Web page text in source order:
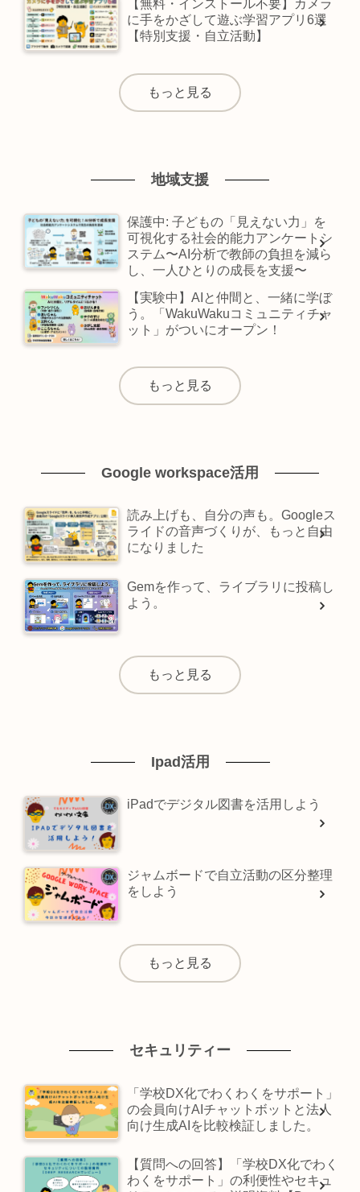
【無料・インストール不要】カメラ
に手をかざして遊ぶ学習アプリ6選
【特別支援・自立活動】
もっと見る
地域支援
保護中: 子どもの「見えない力」を
可視化する社会的能力アンケートシ
ステム〜AI分析で教師の負担を減ら
し、一人ひとりの成長を支援〜
【実験中】AIと仲間と、一緒に学ぼ
う。「WakuWakuコミュニティチャ
ット」がついにオープン！
もっと見る
Google workspace活用
読み上げも、自分の声も。Googleス
ライドの音声づくりが、もっと自由
になりました
Gemを作って、ライブラリに投稿し
よう。
もっと見る
Ipad活用
iPadでデジタル図書を活用しよう
ジャムボードで自立活動の区分整理
をしよう
もっと見る
セキュリティー
「学校DX化でわくわくをサポート」
の会員向けAIチャットボットと法人
向け生成AIを比較検証しました。
【質問への回答】「学校DX化でわく
わくをサポート」の利便性やセキュ